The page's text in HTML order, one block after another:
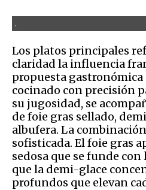
.
Los platos principales
claridad la influencia
propuesta
cocinado con precisión
su jugosidad, se
de foie gras sellado,
albufera. La
sofisticada. El foie gras
sedosa que se funde
que la demi-glace
profundos que elevan